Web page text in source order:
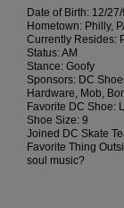
Date of Birth: 12/
Hometown: Philly,
Currently Resides:
Status: AM
Stance: Goofy
Sponsors: DC
Hardware, Mob,
Favorite DC Shoe:
Shoe Size: 9
Joined DC Skate
Favorite Thing
soul music?